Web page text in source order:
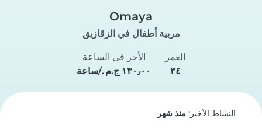
Omaya
مربية أطفال في الزقازيق
العمر
٣٤
الأجر في الساعة
النشاط الأخير: منذ شهر